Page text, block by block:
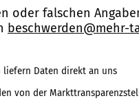
oder falschen
beschwerden@mehr-
liefern Daten direkt an uns
von der